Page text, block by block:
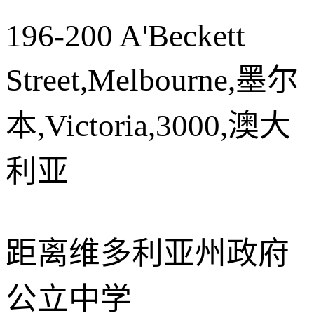
196-200 A'Beckett
Street,Melbourne,墨尔
本,Victoria,3000,澳大
利亚
距离维多利亚州政府
公立中学